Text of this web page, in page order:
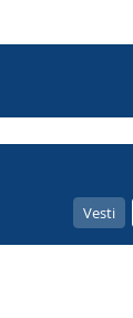
Vesti